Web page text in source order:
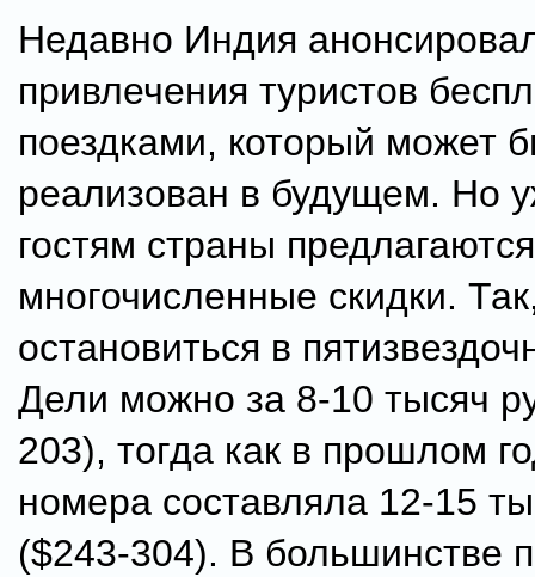
Недавно Индия
привлечения туристов
поездками, который может
реализован в будущем. Но
гостям страны предлагаются
многочисленные скидки.
остановиться в
Дели можно за 8-10 тысяч
203), тогда как в прошлом
номера составляла 12-15
($243-304). В большинстве